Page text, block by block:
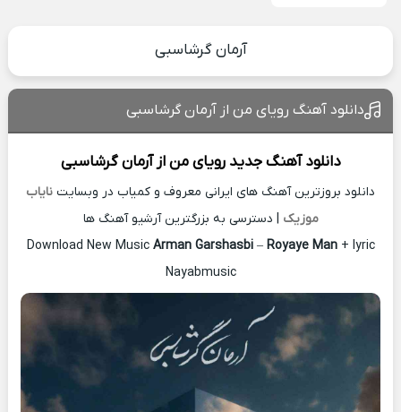
آرمان گرشاسبی
دانلود آهنگ رویای من از آرمان گرشاسبی
دانلود آهنگ جدید رویای من ازآرمان گرشاسبی
دانلود بروزترین آهنگ های ایرانی معروف و کمیاب در وبسایت نایاب
موزیک | دسترسی به بزرگترین آرشیو آهنگ ها
Download New Music Arman Garshasbi– Royaye Man+ lyric
Nayabmusic